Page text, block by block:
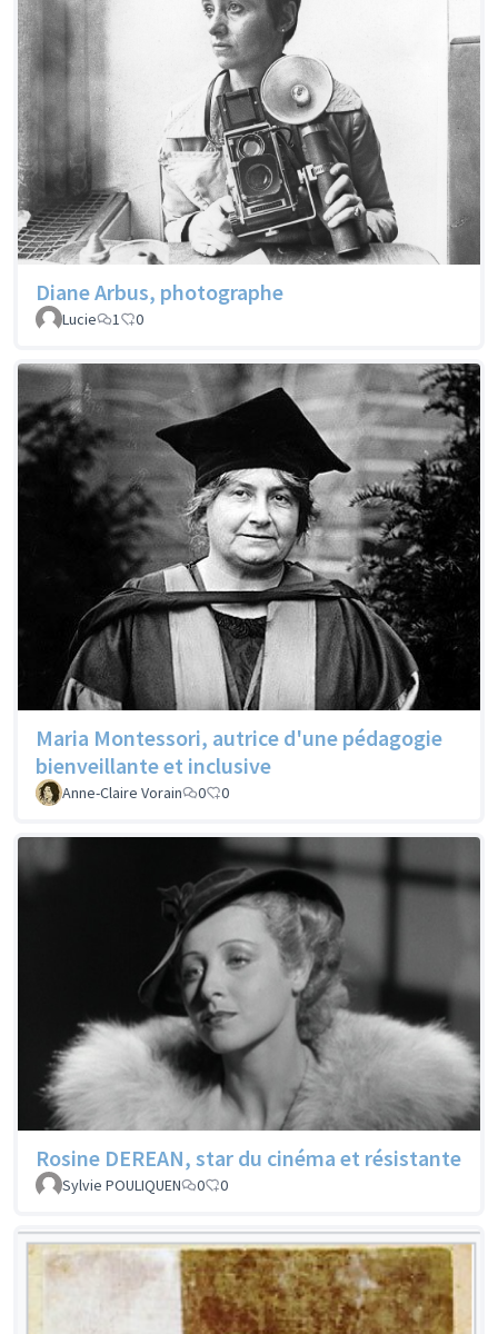
Diane Arbus, photographe
Lucie 1 0
Maria Montessori, autrice d'une pédagogie
bienveillante et inclusive
Anne-Claire Vorain 0 0
Rosine DEREAN, star du cinéma et résistante
Sylvie POULIQUEN 0 0